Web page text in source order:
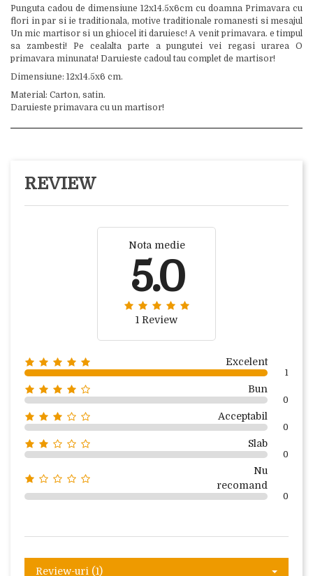
Punguta cadou de dimensiune 12x14.5x6cm cu doamna Primavara cu
flori in par si ie traditionala, motive traditionale romanesti si mesajul
Un mic martisor si un ghiocel iti daruiesc! A venit primavara. e timpul
sa zambesti! Pe cealalta parte a pungutei vei regasi urarea O
primavara minunata! Daruieste cadoul tau complet de martisor!
Dimensiune: 12x14.5x6 cm.
Material: Carton, satin.
Daruieste primavara cu un martisor!
REVIEW
Nota medie
5.0
1 Review
Excelent
1
Bun
0
Acceptabil
0
Slab
0
Nu
recomand
0
Review-uri (1)